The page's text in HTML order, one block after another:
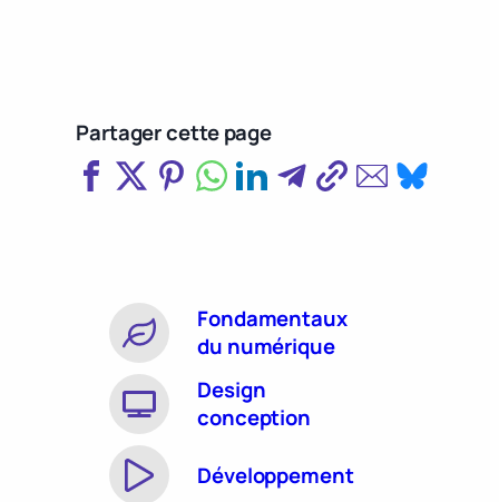
Partager cette page
Fondamentaux
du numérique
Design
conception
Développement